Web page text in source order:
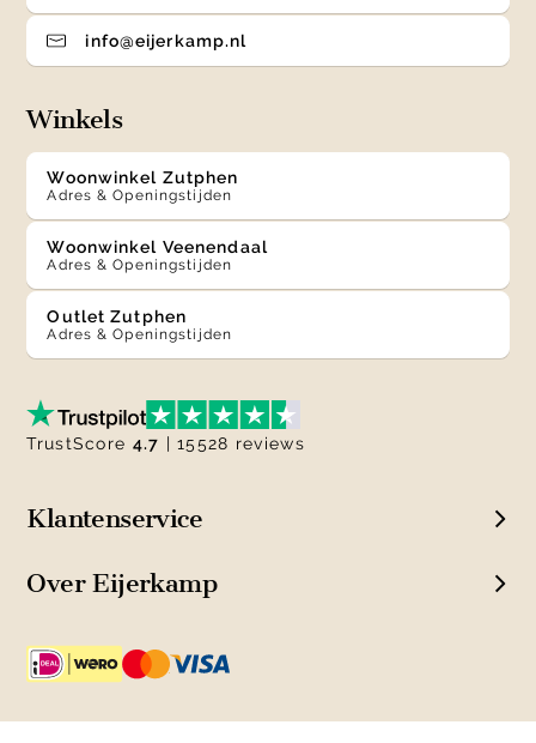
info@eijerkamp.nl
Winkels
Woonwinkel Zutphen
Adres & Openingstijden
Woonwinkel Veenendaal
Adres & Openingstijden
Outlet Zutphen
Adres & Openingstijden
Klantenservice
Over Eijerkamp
TrustScore 4.7 | 15528 reviews